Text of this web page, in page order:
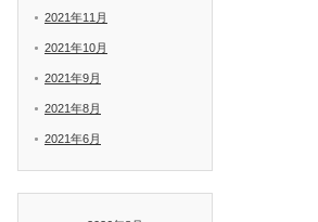
2021年11月
2021年10月
2021年9月
2021年8月
2021年6月